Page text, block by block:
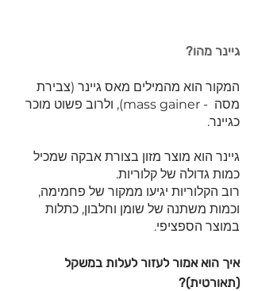
גיינר מהו?
המקור הוא מהמילים מאס גיינר (צבירת
מסה  - mass gainer), ולרוב פשוט מוכר
כגיינר.
גיינר הוא מוצר מזון בצורת אבקה שמכיל
כמות גדולה של קלוריות.
רוב הקלוריות יגיעו ממקור של פחמימה,
וכמות משתנה של שומן וחלבון, כתלות
במוצר הספציפי.
איך הוא אמור לעזור לעלות במשקל
(תאורטית)?